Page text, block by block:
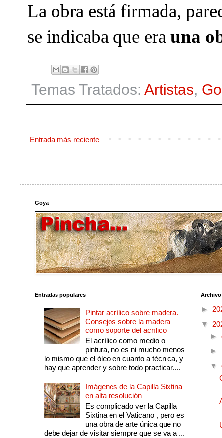
La obra está firmada,
se indicaba que era una
Temas Tratados: Artistas,
Entrada más reciente
Goya
Entradas populares
Pintar acrílico sobre madera.
Consejos sobre la madera
como soporte del acrílico
El acrílico como medio o
pintura, no es ni mucho menos
lo mismo que el óleo en cuanto a técnica, y
hay que aprender y sobre todo practicar....
Imágenes de la Capilla Sixtina
en alta resolución
Es complicado ver la Capilla
Sixtina en el Vaticano , pero es
una obra de arte única que no
debe dejar de visitar siempre que se va a ...
►
▼
►
►
▼